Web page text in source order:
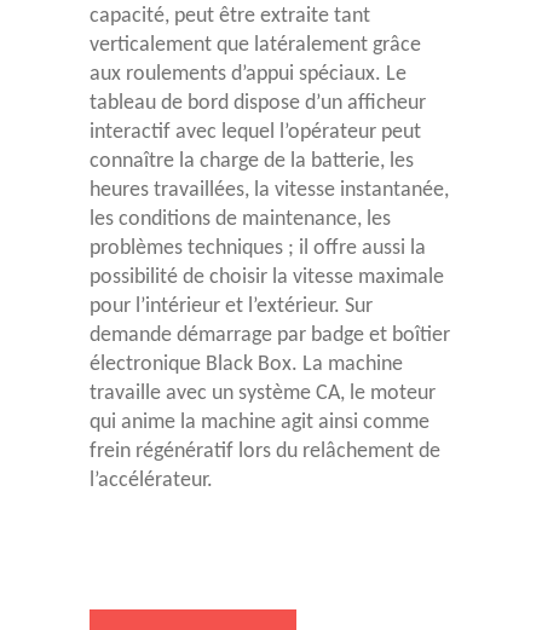
capacité, peut être extraite tant
verticalement que latéralement grâce
aux roulements d’appui spéciaux. Le
tableau de bord dispose d’un afficheur
interactif avec lequel l’opérateur peut
connaître la charge de la batterie, les
heures travaillées, la vitesse instantanée,
les conditions de maintenance, les
problèmes techniques ; il offre aussi la
possibilité de choisir la vitesse maximale
pour l’intérieur et l’extérieur. Sur
demande démarrage par badge et boîtier
électronique Black Box. La machine
travaille avec un système CA, le moteur
qui anime la machine agit ainsi comme
frein régénératif lors du relâchement de
l’accélérateur.